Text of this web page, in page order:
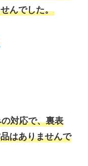
んでした。
対応で、裏表
はありませんで